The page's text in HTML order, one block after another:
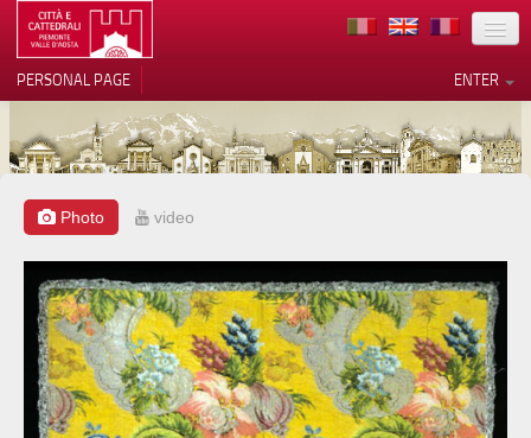
LOCATION
ARCHITECTURE
MUSEUMS
ITINERARIES
EVENTS
HOST
VOLUNTEERS
ENTER
PERSONAL PAGE
Photo video
Notice at collection
Your Privacy Choices